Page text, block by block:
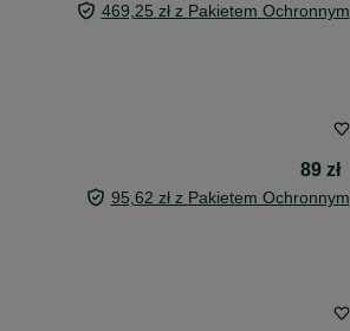
469,25 zł z Pakietem Ochronnym
89 zł
95,62 zł z Pakietem Ochronnym